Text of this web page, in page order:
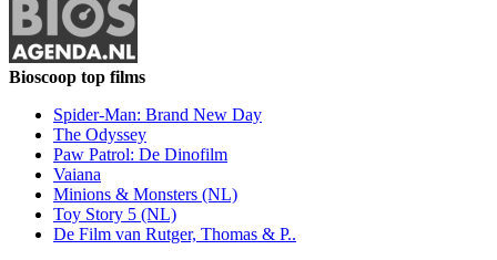
Bioscoop top films
Spider-Man: Brand New Day
The Odyssey
Paw Patrol: De Dinofilm
Vaiana
Minions & Monsters (NL)
Toy Story 5 (NL)
De Film van Rutger, Thomas & P..